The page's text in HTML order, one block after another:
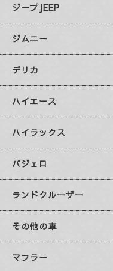
ジープJEEP
ジムニー
デリカ
ハイエース
ハイラックス
パジェロ
ランドクルーザー
その他の車
マフラー